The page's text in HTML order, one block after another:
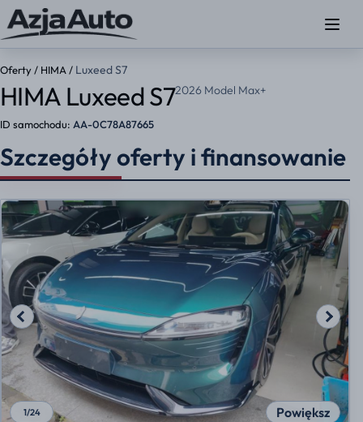
Oferty / HIMA / Luxeed S7
HIMA Luxeed S72026 Model Max+
ID samochodu: AA-0C78A87665
Szczegóły oferty i finansowanie
Powiększ
1/24